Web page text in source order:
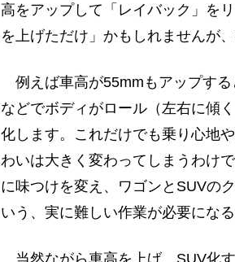
高をアップして「レイバック」を
を上げただけ」かもしれませんが
例えば車高が55mmもアップす
などでボディがロール（左右に傾
化します。これだけでも乗り心地
わいは大きく変わってしまうわけ
に味つけを変え、ワゴンとSUVの
いう、実に難しい作業が必要になる
当然ながら車高を上げ、SUV化